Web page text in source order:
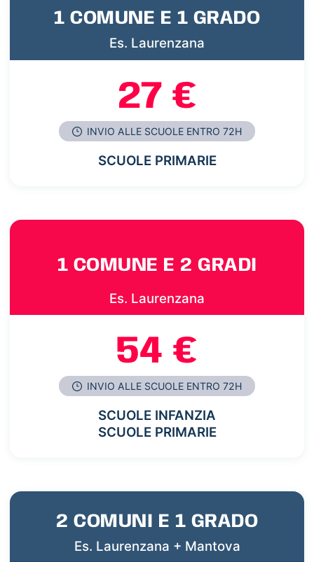
1 COMUNE E 1 GRADO
Es. Laurenzana
27 €
INVIO ALLE SCUOLE ENTRO 72H
SCUOLE PRIMARIE
1 COMUNE E 2 GRADI
Es. Laurenzana
54 €
INVIO ALLE SCUOLE ENTRO 72H
SCUOLE INFANZIA
SCUOLE PRIMARIE
2 COMUNI E 1 GRADO
Es. Laurenzana + Mantova